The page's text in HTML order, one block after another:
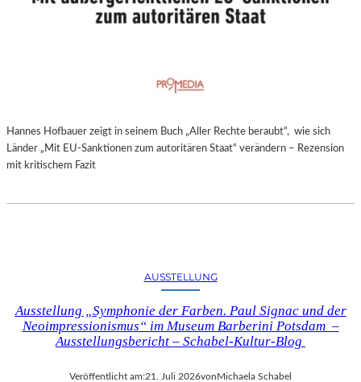
Hannes Hofbauer zeigt in seinem Buch „Aller Rechte beraubt“, wie sich
Länder „Mit EU-Sanktionen zum autoritären Staat“ verändern – Rezension
mit kritischem Fazit
AUSSTELLUNG
Ausstellung „Symphonie der Farben. Paul Signac und der
Neoimpressionismus“ im Museum Barberini Potsdam –
Ausstellungsbericht – Schabel-Kultur-Blog
Veröffentlicht am:21. Juli 2026vonMichaela Schabel